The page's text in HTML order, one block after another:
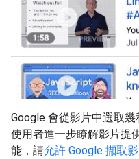
Google 會從影片中選取
使用者進一步瞭解影片提
能，請允許 Google 擷取